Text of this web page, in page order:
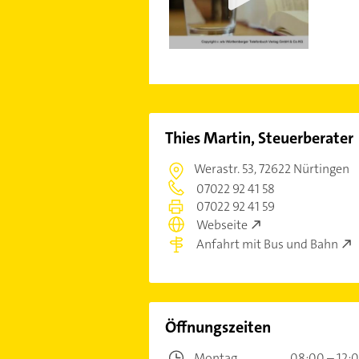
Thies Martin, Steuerberater
Werastr. 53,72622 Nürtingen
07022 92 41 58
07022 92 41 59
Webseite
Anfahrt mit Bus und Bahn
Öffnungszeiten